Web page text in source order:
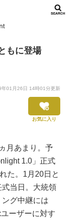
もに登場
年01月26日 14時01分更新
お気に入り
月あまり。予
1.0」正式
た。1月20日と
当日。大統領
グ中継には
ーザーに対す